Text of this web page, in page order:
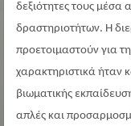
δεξιότητες τους μέσα
δραστηριοτήτων. Η
προετοιμαστούν για
χαρακτηριστικά ήταν
βιωματικής
απλές και